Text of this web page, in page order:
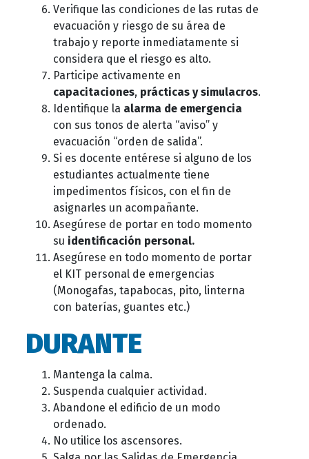
Verifique las condiciones de las rutas de
evacuación y riesgo de su área de
trabajo y reporte inmediatamente si
considera que el riesgo es alto.
Participe activamente en
capacitaciones, prácticas y simulacros.
Identifique la alarma de emergencia
con sus tonos de alerta “aviso” y
evacuación “orden de salida”.
Si es docente entérese si alguno de los
estudiantes actualmente tiene
impedimentos físicos, con el fin de
asignarles un acompañante.
Asegúrese de portar en todo momento
su identificación personal.
Asegúrese en todo momento de portar
el KIT personal de emergencias
(Monogafas, tapabocas, pito, linterna
con baterías, guantes etc.)
DURANTE
Mantenga la calma.
Suspenda cualquier actividad.
Abandone el edificio de un modo
ordenado.
No utilice los ascensores.